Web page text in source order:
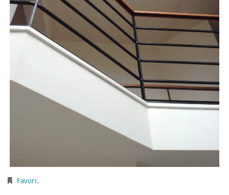
Favori.